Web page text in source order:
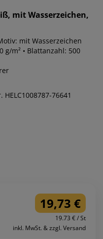
mit Wasserzeichen,
mit Wasserzeichen
g/m² • Blattanzahl: 500
HELC1008787-76641
19,73 €
19.73 € / St
inkl. MwSt. & zzgl. Versand